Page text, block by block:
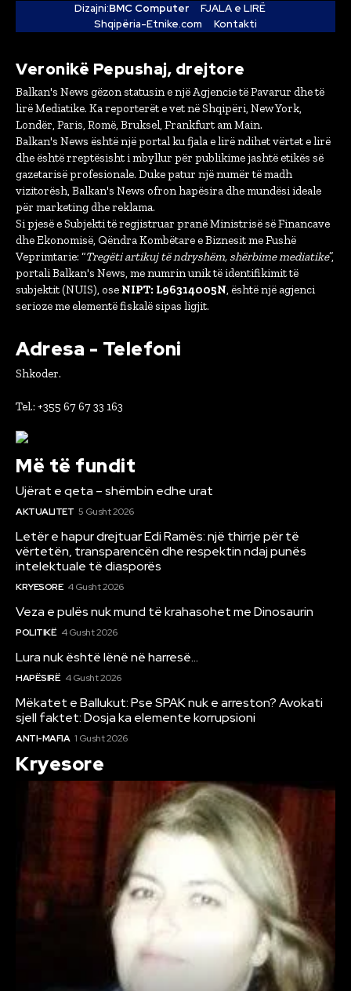
Dizajni:BMC Computer
FJALA e LIRË
Shqipëria-Etnike.com
Kontakti
Veronikë Pepushaj, drejtore
Balkan's News gëzon statusin e një Agjencie të Pavarur dhe të
lirë Mediatike. Ka reporterët e vet në Shqipëri, New York,
Londër, Paris, Romë, Bruksel, Frankfurt am Main.
Balkan's News është një portal ku fjala e lirë ndihet vërtet e lirë
dhe është rreptësisht i mbyllur për publikime jashtë etikës së
gazetarisë profesionale. Duke patur një numër të madh
vizitorësh, Balkan's News ofron hapësira dhe mundësi ideale
për marketing dhe reklama.
Si pjesë e Subjekti të regjistruar pranë Ministrisë së Financave
dhe Ekonomisë, Qëndra Kombëtare e Biznesit me Fushë
Veprimtarie: “Tregëti artikuj të ndryshëm, shërbime mediatike”,
portali Balkan's News, me numrin unik të identifikimit të
subjektit (NUIS), ose NIPT: L96314005N, është një agjenci
serioze me elementë fiskalë sipas ligjit.
Adresa - Telefoni
Shkoder.
Tel.: +355 67 67 33 163
Më të fundit
Ujërat e qeta – shëmbin edhe urat
AKTUALITET 5 Gusht 2026
Letër e hapur drejtuar Edi Ramës: një thirrje për të
vërtetën, transparencën dhe respektin ndaj punës
intelektuale të diasporës
KRYESORE 4 Gusht 2026
Veza e pulës nuk mund të krahasohet me Dinosaurin
POLITIKË 4 Gusht 2026
Lura nuk është lënë në harresë…
HAPËSIRË 4 Gusht 2026
Mëkatet e Ballukut: Pse SPAK nuk e arreston? Avokati
sjell faktet: Dosja ka elemente korrupsioni
ANTI-MAFIA 1 Gusht 2026
Kryesore